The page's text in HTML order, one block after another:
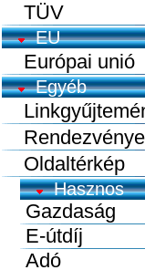
TÜV
EU
Európai unió
Egyéb
Oldaltérkép